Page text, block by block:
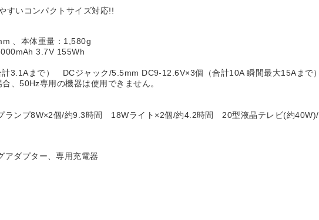
すいコンパクトサイズ対応!!
、本体重量：1,580g
3.7V 155Wh
計3.1Aまで） DCジャック/5.5mm DC9-12.6V×3個（合計10A 瞬間最大15Aま
、50Hz専用の機器は使用できません。
プランプ8W×2個/約9.3時間 18Wライト×2個/約4.2時間 20型液晶テレビ(約
アダプター、専用充電器